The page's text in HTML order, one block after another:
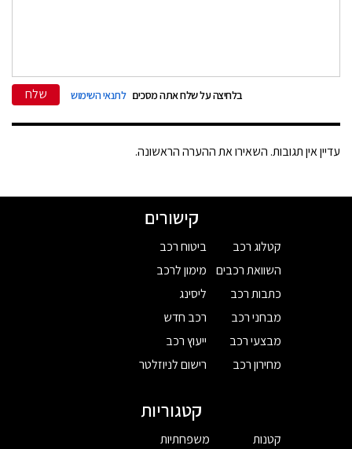
בלחיצה על שלח אתה מסכים לתנאי השימוש שלח
עדיין אין תגובות. השאירו את ההערה הראשונה.
קישורים
קטלוג רכב
השוואת רכבים
כתבות רכב
מבחני רכב
מבצעי רכב
מחירון רכב
ביטוח רכב
מימון לרכב
ליסינג
רכב חדש
ייעוץ רכב
רישום לניוזלטר
קטגוריות
קטנות
משפחתיות